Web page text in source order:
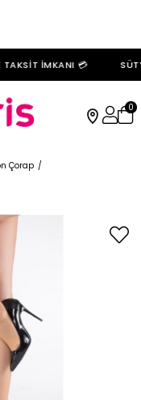
İMKANI 💳
0
Çorap